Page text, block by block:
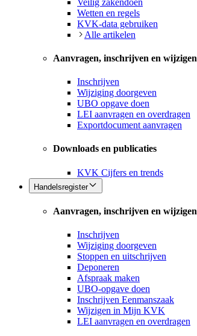
Wetten en regels
KVK-data gebruiken
Alle artikelen
Aanvragen, inschrijven en wijzigen
Inschrijven
Wijziging doorgeven
UBO opgave doen
LEI aanvragen en overdragen
Exportdocument aanvragen
Downloads en publicaties
KVK Cijfers en trends
Handelsregister
Aanvragen, inschrijven en wijzigen
Inschrijven
Wijziging doorgeven
Stoppen en uitschrijven
Deponeren
Afspraak maken
UBO-opgave doen
Inschrijven Eenmanszaak
Wijzigen in Mijn KVK
LEI aanvragen en overdragen